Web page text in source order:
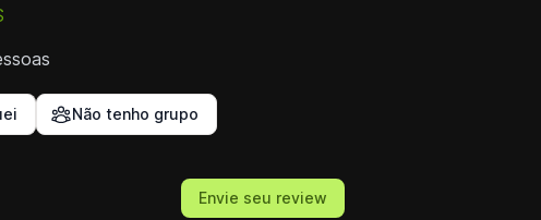
Não tenho grupo
Envie seu review